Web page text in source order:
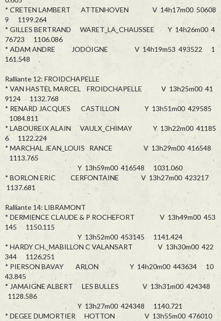
* CRETEN LAMBERT ATTENHOVEN V 14h17m00 50608
9 1199.264
* GILLES BERTRAND WARET_LA_CHAUSSEE Y 14h26m00 4
76723 1106.086
* ADAM ANDRE JODOIGNE V 14h19m53 493522 1
161.548
Ralliante 12: FROIDCHAPELLE
* VAN HASTEL MARCEL FROIDCHAPELLE V 13h25m00 41
9124 1132.768
* RENARD JACQUES CASTILLON Y 13h51m00 429585
1084.811
* LABOUREIX ALAIN VAULX_CHIMAY Y 13h22m00 41185
6 1122.224
* MARCHAL JEAN_LOUIS RANCE V 13h29m00 416548
1113.765
Y 13h59m00 416548 1031.060
* BORLON ERIC CERFONTAINE V 13h27m00 423217
1137.681
Ralliante 14: LIBRAMONT
* DERMIENCE CLAUDE & P ROCHEFORT V 13h49m00 453
145 1150.115
Y 13h52m00 453145 1141.424
* HARDY CH._MABILLON C VALANSART V 13h30m00 422
344 1126.251
* PIERSON BAVAY ARLON Y 14h20m00 443634 10
43.845
* JAMAIGNE ALBERT LES BULLES V 13h31m00 424348
1128.586
Y 13h27m00 424348 1140.721
* DEGEE DUMORTIER HOTTON V 13h55m00 476010